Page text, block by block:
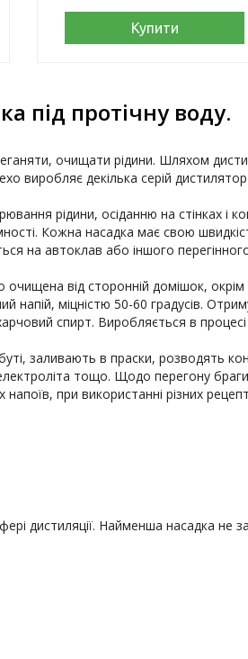
Купити
під протічну воду.
очищати рідини. Шляхом
виробляє декілька серій
рідини, осіданню на стінках і
Кожна насадка має свою
на автоклав або іншого
міцністю 50-60 градусів.
спирт. Виробляється в процесі
заливають в праски, розводять
тощо. Щодо перегону
при використанні різних
дистиляції. Найменша насадка